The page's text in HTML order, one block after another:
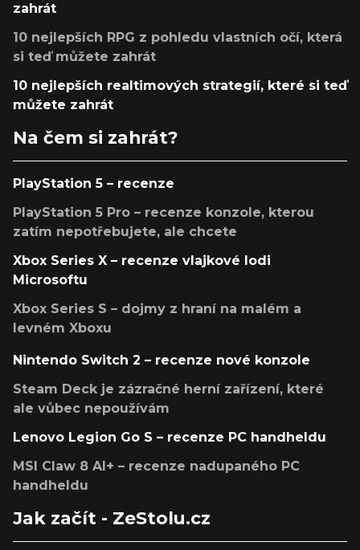
zahrát
10 nejlepších RPG z pohledu vlastních očí, která
si teď můžete zahrát
10 nejlepších realtimových strategií, které si teď
můžete zahrát
Na čem si zahrát?
PlayStation 5 – recenze
PlayStation 5 Pro – recenze konzole, kterou
zatím nepotřebujete, ale chcete
Xbox Series X – recenze vlajkové lodi
Microsoftu
Xbox Series S – dojmy z hraní na malém a
levném Xboxu
Nintendo Switch 2 – recenze nové konzole
Steam Deck je zázračné herní zařízení, které
ale vůbec nepoužívám
Lenovo Legion Go S – recenze PC handheldu
MSI Claw 8 AI+ – recenze nadupaného PC
handheldu
Jak začít - ZeStolu.cz